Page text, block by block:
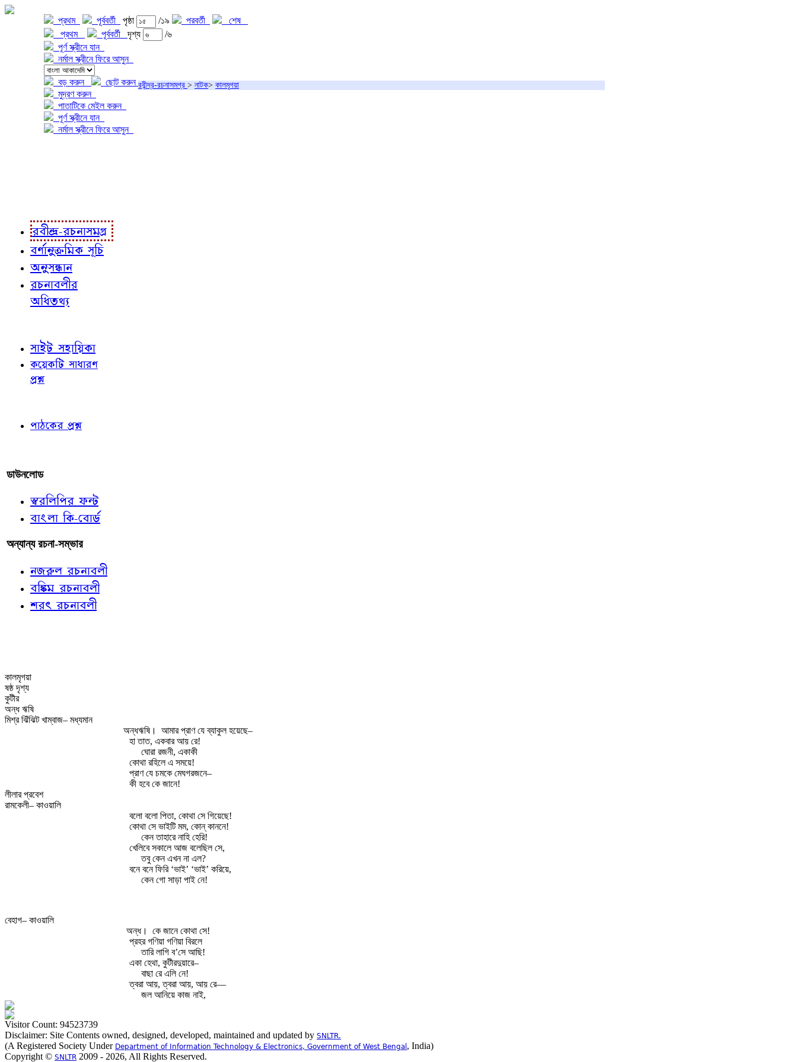
প্রথম পূর্ববর্তী পৃষ্ঠা /১৯ পরবর্তী
শেষ
প্রথম
পূর্ববর্তী দৃশ্য
/৬
পূর্ণ স্ক্রীনে যান
নর্মাল স্ক্রীনে ফিরে আসুন
বড় করুন
ছোট করুন
মুদ্রণ করুন
পাতাটিকে মেইল করুন
পূর্ণ স্ক্রীনে যান
নর্মাল স্ক্রীনে ফিরে আসুন
রবীন্দ্র-রচনাসমগ্র > নাটক> কালমৃগয়া
রবীন্দ্র-রচনাসমগ্র
বর্ণানুক্রমিক সূচি
অনুসন্ধান
রচনাবলীর
অধিতথ্য
সাইট সহায়িকা
কয়েকটি সাধারণ
প্রশ্ন
পাঠকের প্রশ্ন
ডাউনলোড
স্বরলিপির ফন্ট
বাংলা কি-বোর্ড
অন্যান্য রচনা-সম্ভার
নজরুল রচনাবলী
বঙ্কিম রচনাবলী
শরৎ রচনাবলী
কালমৃগয়া
ষষ্ঠ দৃশ্য
কুটীর
অন্ধ ঋষি
মিশ্র ঝিঁঝিট খাম্বাজ– মধ্যমান
অন্ধঋষি।
আমার প্রাণ যে ব্যাকুল হয়েছে–
হা তাত, একবার আয় রে!
ঘোরা রজনী, একাকী
কোথা রহিলে এ সময়ে!
প্রাণ যে চমকে মেঘগরজনে–
কী হবে কে জানে!
লীলার প্রবেশ
রামকেলী– কাওয়ালি
বলো বলো পিতা, কোথা সে গিয়েছে!
কোথা সে ভাইটি মম, কোন্‌ কাননে!
কেন তাহারে নাহি হেরি!
খেলিবে সকালে আজ বলেছিল সে,
তবু কেন এখন না এল?
বনে বনে ফিরি ‘ভাই’ ‘ভাই’ করিয়ে,
কেন গো সাড়া পাই নে!
বেহাগ– কাওয়ালি
অন্ধ।
কে জানে কোথা সে!
প্রহর গণিয়া গণিয়া বিরলে
তারি লাগি ব’সে আছি!
একা হেথা, কুটীরদুয়ারে–
বাছা রে এলি নে!
ত্বরা আয়, ত্বরা আয়, আয় রে—
জল আনিয়ে কাজ নাই,
Visitor Count: 94523739
Disclaimer: Site Contents owned, designed, developed, maintained and updated by SNLTR.
(A Registered Society Under Department of Information Technology & Electronics, Government of West Bengal , India)
Copyright © SNLTR 2009 - 2026, All Rights Reserved.